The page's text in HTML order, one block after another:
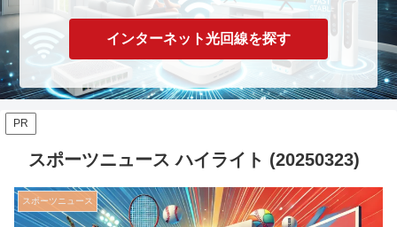
インターネット光回線を探す
PR
スポーツニュース ハイライト (20250323)
スポーツニュース